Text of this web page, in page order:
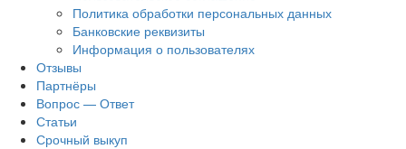
Политика обработки персональных данных
Банковские реквизиты
Информация о пользователях
Отзывы
Партнёры
Вопрос — Ответ
Статьи
Срочный выкуп